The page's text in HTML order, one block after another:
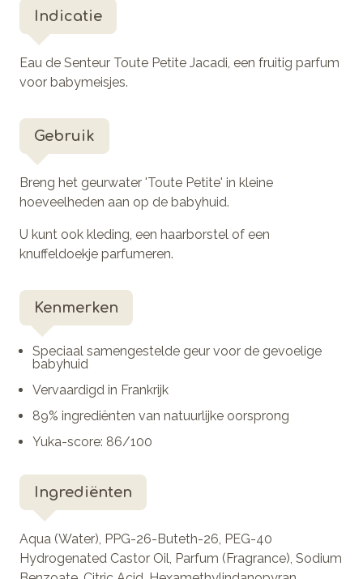
Indicatie
Eau de Senteur Toute Petite Jacadi, een fruitig parfum
voor babymeisjes.
Gebruik
Breng het geurwater 'Toute Petite' in kleine
hoeveelheden aan op de babyhuid.
U kunt ook kleding, een haarborstel of een
knuffeldoekje parfumeren.
Kenmerken
Speciaal samengestelde geur voor de gevoelige
babyhuid
Vervaardigd in Frankrijk
89% ingrediënten van natuurlijke oorsprong
Yuka-score: 86/100
Ingrediënten
Aqua (Water), PPG-26-Buteth-26, PEG-40
Hydrogenated Castor Oil, Parfum (Fragrance), Sodium